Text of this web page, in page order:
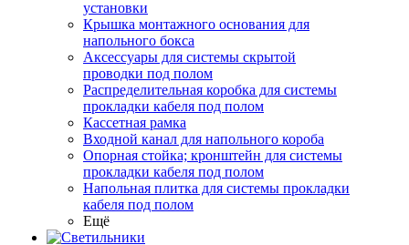
установки
Крышка монтажного основания для
напольного бокса
Аксессуары для системы скрытой
проводки под полом
Распределительная коробка для системы
прокладки кабеля под полом
Кассетная рамка
Входной канал для напольного короба
Опорная стойка; кронштейн для системы
прокладки кабеля под полом
Напольная плитка для системы прокладки
кабеля под полом
Ещё